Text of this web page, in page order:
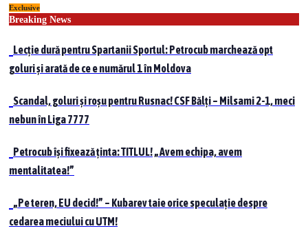
Skip
to
Exclusive
Breaking News
Lecție dură pentru Spartanii Sportul: Petrocub marchează opt
goluri și arată de ce e numărul 1 în Moldova
Scandal, goluri și roșu pentru Rusnac! CSF Bălți – Milsami 2-1, meci
nebun în Liga 7777
Petrocub își fixează ținta: TITLUL! „Avem echipa, avem
mentalitatea!”
„Pe teren, EU decid!” – Kubarev taie orice speculație despre
cedarea meciului cu UTM!